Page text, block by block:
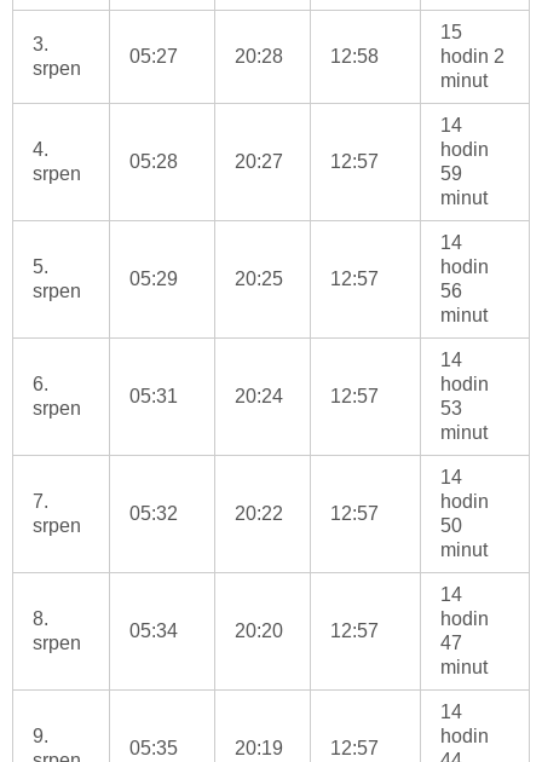
3.
srpen
05:27 20:28 12:58
15
hodin 2
minut
4.
srpen
05:28 20:27 12:57
14
hodin
59
minut
5.
srpen
05:29 20:25 12:57
14
hodin
56
minut
6.
srpen
05:31 20:24 12:57
14
hodin
53
minut
7.
srpen
05:32 20:22 12:57
14
hodin
50
minut
8.
srpen
05:34 20:20 12:57
14
hodin
47
minut
9.
05:35 20:19 12:57
14
hodin